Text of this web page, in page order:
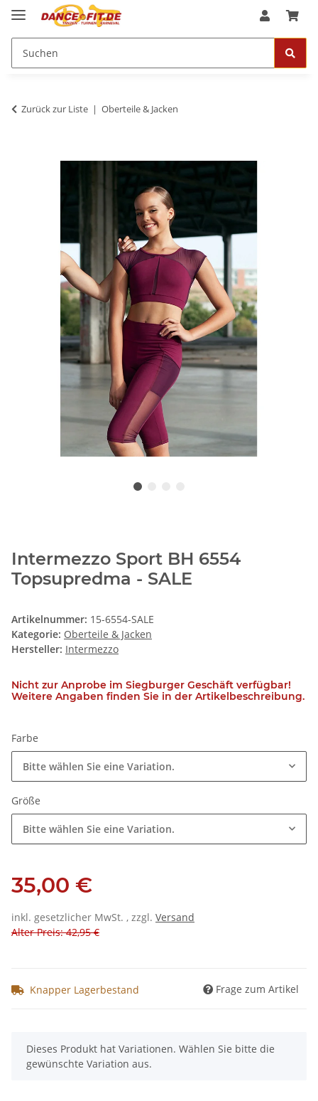
Zurück zur Liste Oberteile & Jacken
Intermezzo Sport BH 6554
Topsupredma - SALE
Artikelnummer: 15-6554-SALE
Kategorie: Oberteile & Jacken
Hersteller: Intermezzo
Nicht zur Anprobe im Siegburger Geschäft verfügbar!
Weitere Angaben finden Sie in der Artikelbeschreibung.
Farbe
Bitte wählen Sie eine Variation.
Größe
Bitte wählen Sie eine Variation.
35,00 €
inkl. gesetzlicher MwSt. , zzgl. Versand
Alter Preis: 42,95 €
Knapper Lagerbestand Frage zum Artikel
x
Dieses Produkt hat Variationen. Wählen Sie bitte die
gewünschte Variation aus.